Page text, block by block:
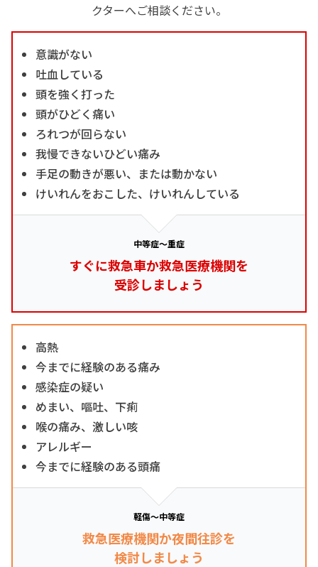
クターへご相談ください。
意識がない
吐血している
頭を強く打った
頭がひどく痛い
ろれつが回らない
我慢できないひどい痛み
手足の動きが悪い、または動かない
けいれんをおこした、けいれんしている
中等症～重症
すぐに救急車か救急医療機関を
受診しましょう
高熱
今までに経験のある痛み
感染症の疑い
めまい、嘔吐、下痢
喉の痛み、激しい咳
アレルギー
今までに経験のある頭痛
軽傷～中等症
救急医療機関か夜間往診を
検討しましょう